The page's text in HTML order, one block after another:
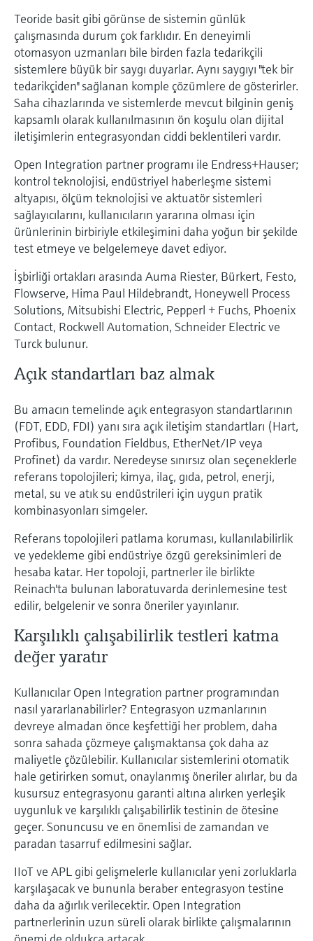
Ürünlere özgü bilgiler ve belgeler bulun
Yedek parçaları bulun
Ürün kökü, sipariş kodu veya seri numarasına
göre yedek parçaları bulun
Hepsini satın al
Mikrodalga iletimi ölçümü
Memosens teknolojisi
Hepsini satın al
Teoride basit gibi görünse de sistemin günlük
çalışmasında durum çok farklıdır. En deneyimli
otomasyon uzmanları bile birden fazla tedarikçili
sistemlere büyük bir saygı duyarlar. Aynı saygıyı "tek bir
tedarikçiden" sağlanan komple çözümlere de gösterirler.
Saha cihazlarında ve sistemlerde mevcut bilginin geniş
kapsamlı olarak kullanılmasının ön koşulu olan dijital
iletişimlerin entegrasyondan ciddi beklentileri vardır.
Open Integration partner programı ile Endress+Hauser;
kontrol teknolojisi, endüstriyel haberleşme sistemi
altyapısı, ölçüm teknolojisi ve aktuatör sistemleri
sağlayıcılarını, kullanıcıların yararına olması için
ürünlerinin birbiriyle etkileşimini daha yoğun bir şekilde
test etmeye ve belgelemeye davet ediyor.
İşbirliği ortakları arasında Auma Riester, Bürkert, Festo,
Flowserve, Hima Paul Hildebrandt, Honeywell Process
Solutions, Mitsubishi Electric, Pepperl + Fuchs, Phoenix
Contact, Rockwell Automation, Schneider Electric ve
Turck bulunur.
Açık standartları baz almak
Bu amacın temelinde açık entegrasyon standartlarının
(FDT, EDD, FDI) yanı sıra açık iletişim standartları (Hart,
Profibus, Foundation Fieldbus, EtherNet/IP veya
Profinet) da vardır. Neredeyse sınırsız olan seçeneklerle
referans topolojileri; kimya, ilaç, gıda, petrol, enerji,
metal, su ve atık su endüstrileri için uygun pratik
kombinasyonları simgeler.
Referans topolojileri patlama koruması, kullanılabilirlik
ve yedekleme gibi endüstriye özgü gereksinimleri de
hesaba katar. Her topoloji, partnerler ile birlikte
Reinach'ta bulunan laboratuvarda derinlemesine test
edilir, belgelenir ve sonra öneriler yayınlanır.
Karşılıklı çalışabilirlik testleri katma
değer yaratır
Kullanıcılar Open Integration partner programından
nasıl yararlanabilirler? Entegrasyon uzmanlarının
devreye almadan önce keşfettiği her problem, daha
sonra sahada çözmeye çalışmaktansa çok daha az
maliyetle çözülebilir. Kullanıcılar sistemlerini otomatik
hale getirirken somut, onaylanmış öneriler alırlar, bu da
kusursuz entegrasyonu garanti altına alırken yerleşik
uygunluk ve karşılıklı çalışabilirlik testinin de ötesine
geçer. Sonuncusu ve en önemlisi de zamandan ve
paradan tasarruf edilmesini sağlar.
IIoT ve APL gibi gelişmelerle kullanıcılar yeni zorluklarla
karşılaşacak ve bununla beraber entegrasyon testine
daha da ağırlık verilecektir. Open Integration
partnerlerinin uzun süreli olarak birlikte çalışmalarının